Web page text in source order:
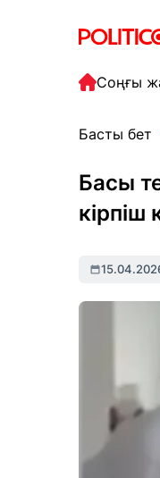
Соңғы
Басты бет
Басы
кірпіш